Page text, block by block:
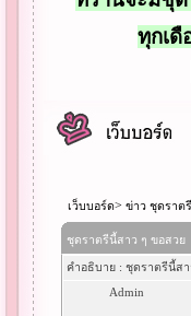
ทุกเดื
เว็บบอร์ด> ข่าว ชุดราต
ชุดราตรีนี้สาว ๆ ขอสวย
คำอธิบาย : ชุดราตรีนี้ส
Admin